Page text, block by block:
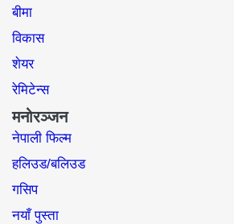
बीमा
विकास
शेयर
रेमिटेन्स
मनोरञ्जन
नेपाली फिल्म
हलिउड/बलिउड
गसिप
नयाँ पुस्ता